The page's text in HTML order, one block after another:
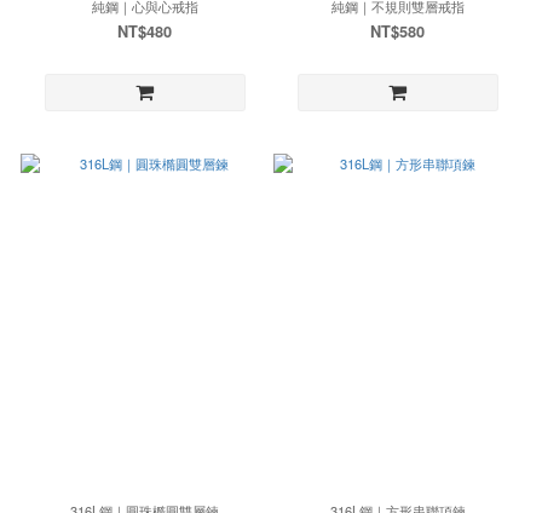
純鋼｜心與心戒指
NT$480
純鋼｜不規則雙層戒指
NT$580